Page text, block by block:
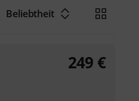
Beliebtheit
249 €